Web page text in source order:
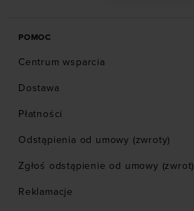
POMOC
Centrum wsparcia
Dostawa
Płatności
Odstąpienia od umowy (zwroty)
Zgłoś odstąpienie od umowy (zwrot)
Reklamacje